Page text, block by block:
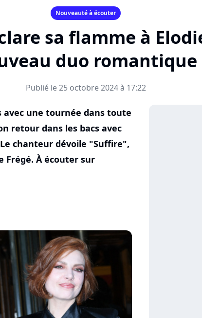
Nouveauté à écouter
sa flamme à
duo romantique
Publié le 25 octobre 2024 à 17:22
avec une tournée dans toute
retour dans les bacs avec
chanteur dévoile "Suffire",
Frégé. À écouter sur